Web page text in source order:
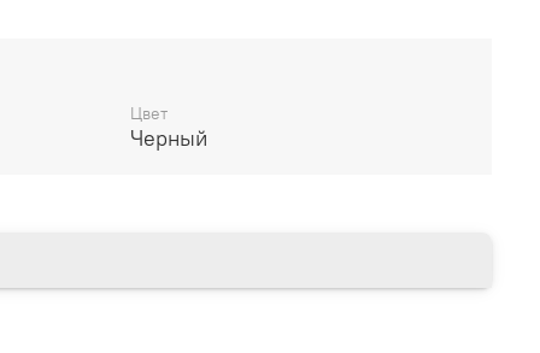
дней
Цвет
Черный